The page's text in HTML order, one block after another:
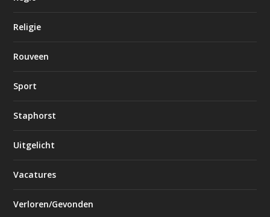
Religie
Rouveen
Sport
Staphorst
Uitgelicht
Vacatures
Verloren/Gevonden